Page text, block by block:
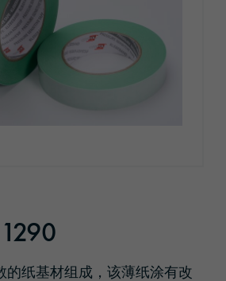
1290
的纸基材组成，该薄纸涂有改